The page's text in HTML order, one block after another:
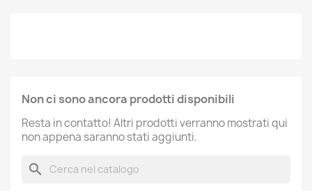
Non ci sono ancora prodotti disponibili
Resta in contatto! Altri prodotti verranno mostrati qui
non appena saranno stati aggiunti.
search